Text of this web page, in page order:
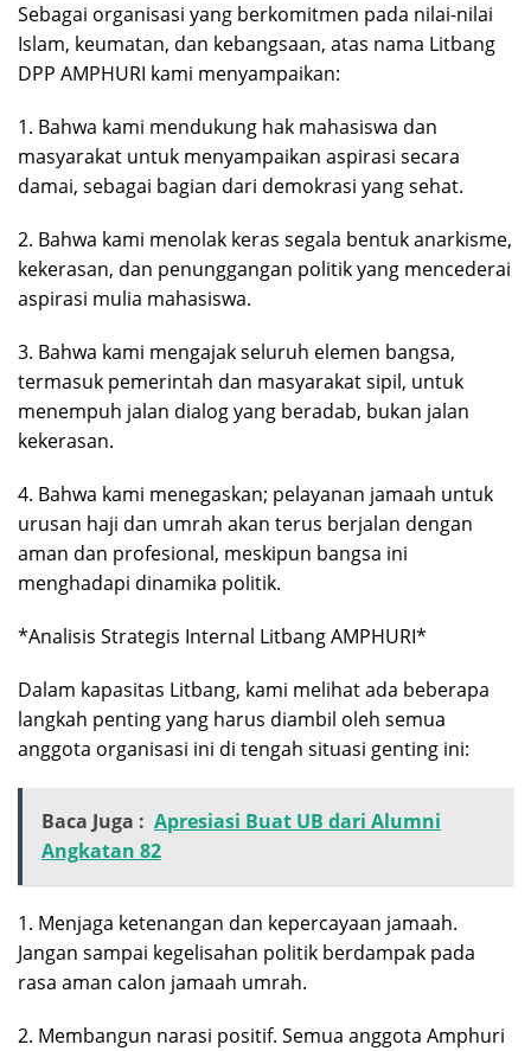
Sebagai organisasi yang berkomitmen pada nilai-nilai
Islam, keumatan, dan kebangsaan, atas nama Litbang
DPP AMPHURI kami menyampaikan:
1. Bahwa kami mendukung hak mahasiswa dan
masyarakat untuk menyampaikan aspirasi secara
damai, sebagai bagian dari demokrasi yang sehat.
2. Bahwa kami menolak keras segala bentuk anarkisme,
kekerasan, dan penunggangan politik yang mencederai
aspirasi mulia mahasiswa.
3. Bahwa kami mengajak seluruh elemen bangsa,
termasuk pemerintah dan masyarakat sipil, untuk
menempuh jalan dialog yang beradab, bukan jalan
kekerasan.
4. Bahwa kami menegaskan; pelayanan jamaah untuk
urusan haji dan umrah akan terus berjalan dengan
aman dan profesional, meskipun bangsa ini
menghadapi dinamika politik.
*Analisis Strategis Internal Litbang AMPHURI*
Dalam kapasitas Litbang, kami melihat ada beberapa
langkah penting yang harus diambil oleh semua
anggota organisasi ini di tengah situasi genting ini:
Baca Juga : Apresiasi Buat UB dari Alumni
Angkatan 82
1. Menjaga ketenangan dan kepercayaan jamaah.
Jangan sampai kegelisahan politik berdampak pada
rasa aman calon jamaah umrah.
2. Membangun narasi positif. Semua anggota Amphuri